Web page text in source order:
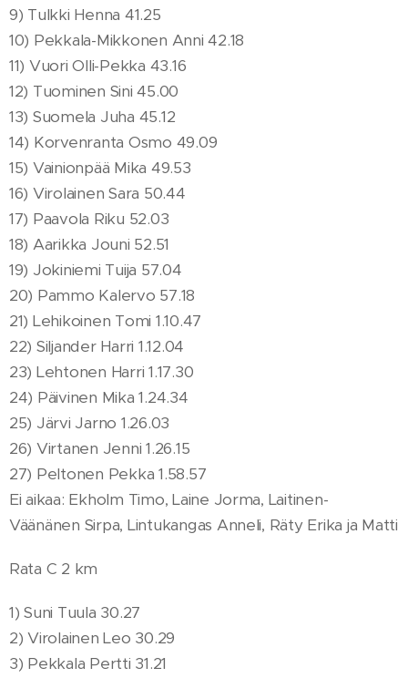
9) Tulkki Henna 41.25
10) Pekkala-Mikkonen Anni 42.18
11) Vuori Olli-Pekka 43.16
12) Tuominen Sini 45.00
13) Suomela Juha 45.12
14) Korvenranta Osmo 49.09
15) Vainionpää Mika 49.53
16) Virolainen Sara 50.44
17) Paavola Riku 52.03
18) Aarikka Jouni 52.51
19) Jokiniemi Tuija 57.04
20) Pammo Kalervo 57.18
21) Lehikoinen Tomi 1.10.47
22) Siljander Harri 1.12.04
23) Lehtonen Harri 1.17.30
24) Päivinen Mika 1.24.34
25) Järvi Jarno 1.26.03
26) Virtanen Jenni 1.26.15
27) Peltonen Pekka 1.58.57
Ei aikaa: Ekholm Timo, Laine Jorma, Laitinen-
Väänänen Sirpa, Lintukangas Anneli, Räty Erika ja Matti
Rata C 2 km
1) Suni Tuula 30.27
2) Virolainen Leo 30.29
3) Pekkala Pertti 31.21